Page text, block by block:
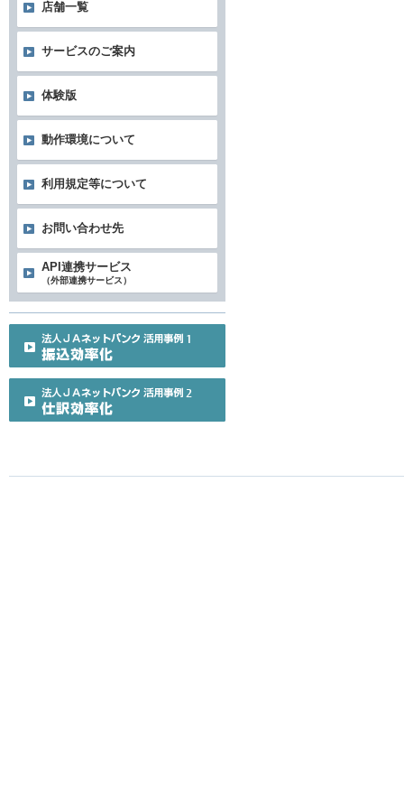
店舗一覧
サービスのご案内
体験版
動作環境について
利用規定等について
お問い合わせ先
API連携サービス
（外部連携サービス）